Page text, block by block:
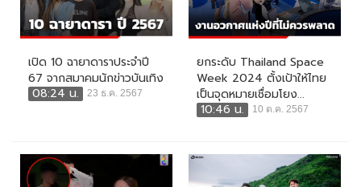
เปิด 10 ฉายาดาราประจำปี
67 จากสมาคมนักข่าวบันเทิง
08:24 น.
23 ธ.ค. 2567
ยกระดับ Thailand Space
Week 2024 ตั้งเป้าให้ไทย
เป็นจุดหมายเชื่อมโยง...
10:46 น.
10 ต.ค. 2567